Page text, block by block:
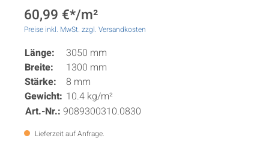
60,99 €*/m²
Preise inkl. MwSt. zzgl. Versandkosten
Länge:
3050 mm
Breite:
1300 mm
Stärke:
8 mm
Gewicht: 10.4 kg/m²
Art.-Nr.: 9089300310.0830
Lieferzeit auf Anfrage.